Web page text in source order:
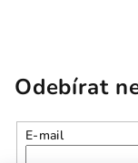
Odebírat
E-mail